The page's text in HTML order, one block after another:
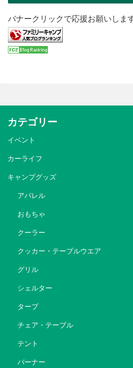
バナークリックで応援お願いしま
カテゴリー
イベント
カーライフ
キャンプグッズ
アパレル
おもちゃ
クーラー
クッカー・テーブルウエア
グリル
シェルター
タープ
チェア・テーブル
テント
バーナー